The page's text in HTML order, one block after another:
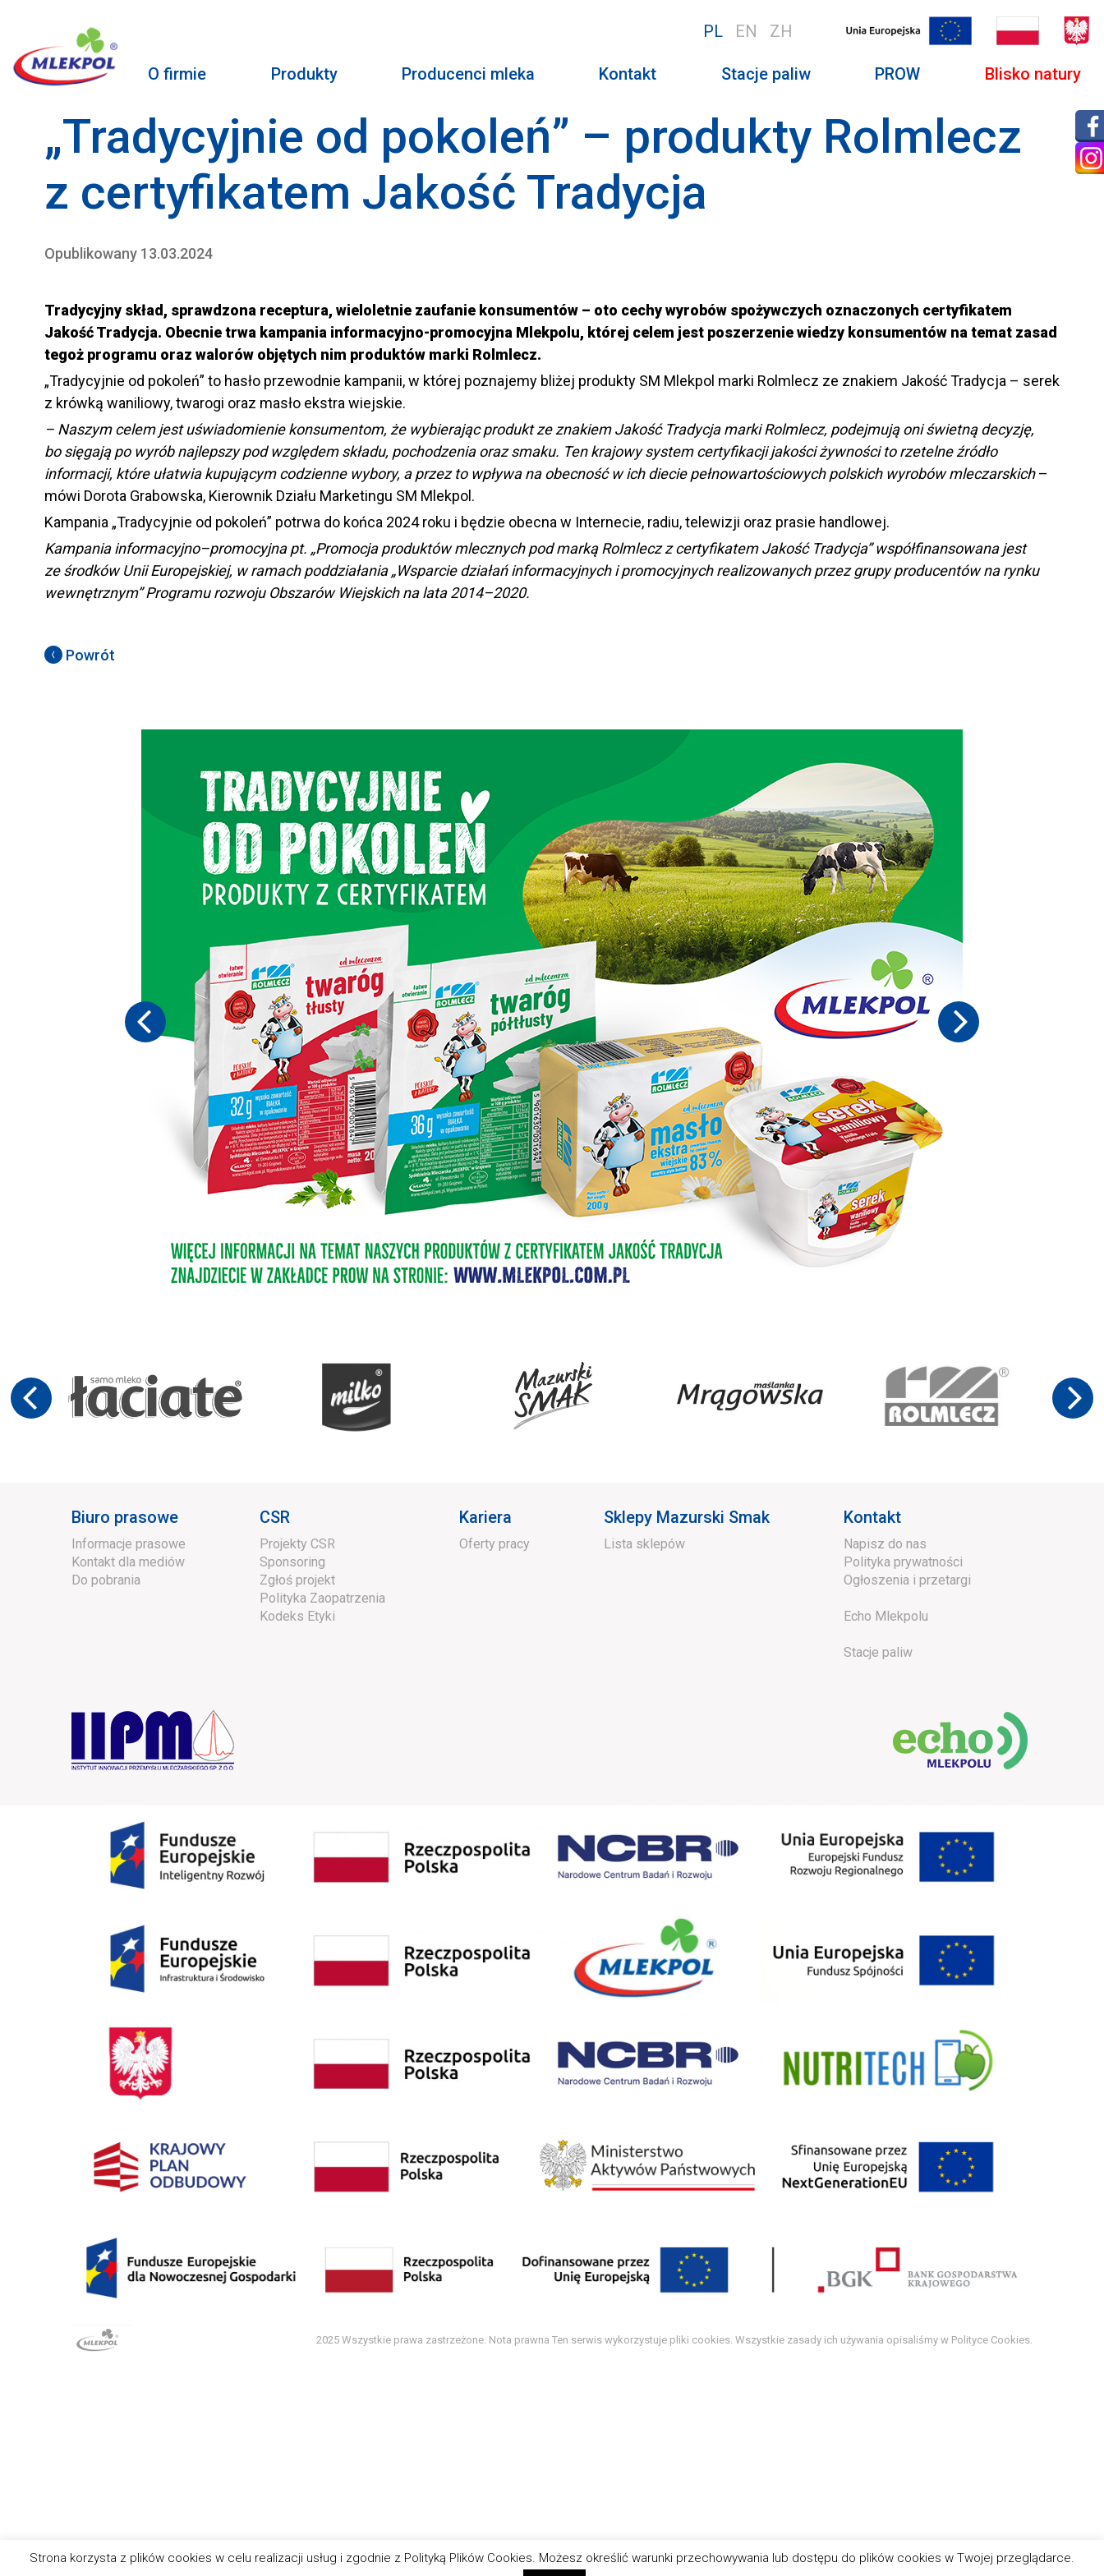
PL EN ZH
O firmie Produkty Producenci mleka Kontakt Stacje paliw PROW Blisko natury
„Tradycyjnie od pokoleń” – produkty Rolmlecz
z certyfikatem Jakość Tradycja
Opublikowany 13.03.2024
Tradycyjny skład, sprawdzona receptura, wieloletnie zaufanie konsumentów – oto cechy wyrobów spożywczych oznaczonych certyfikatem
Jakość Tradycja. Obecnie trwa kampania informacyjno-promocyjna Mlekpolu, której celem jest poszerzenie wiedzy konsumentów na temat zasad
tegoż programu oraz walorów objętych nim produktów marki Rolmlecz.
„Tradycyjnie od pokoleń” to hasło przewodnie kampanii, w której poznajemy bliżej produkty SM Mlekpol marki Rolmlecz ze znakiem Jakość Tradycja – serek
z krówką waniliowy, twarogi oraz masło ekstra wiejskie.
– Naszym celem jest uświadomienie konsumentom, że wybierając produkt ze znakiem Jakość Tradycja marki Rolmlecz, podejmują oni świetną decyzję,
bo sięgają po wyrób najlepszy pod względem składu, pochodzenia oraz smaku. Ten krajowy system certyfikacji jakości żywności to rzetelne źródło
informacji, które ułatwia kupującym codzienne wybory, a przez to wpływa na obecność w ich diecie pełnowartościowych polskich wyrobów mleczarskich–
mówi Dorota Grabowska, Kierownik Działu Marketingu SM Mlekpol.
Kampania „Tradycyjnie od pokoleń” potrwa do końca 2024 roku i będzie obecna w Internecie, radiu, telewizji oraz prasie handlowej.
Kampania informacyjno–promocyjna pt. „Promocja produktów mlecznych pod marką Rolmlecz z certyfikatem Jakość Tradycja” współfinansowana jest
ze środków Unii Europejskiej, w ramach poddziałania „Wsparcie działań informacyjnych i promocyjnych realizowanych przez grupy producentów na rynku
wewnętrznym” Programu rozwoju Obszarów Wiejskich na lata 2014–2020.
Powrót
Biuro prasowe
Informacje prasowe
Kontakt dla mediów
Do pobrania
CSR
Projekty CSR
Sponsoring
Zgłoś projekt
Polityka Zaopatrzenia
Kodeks Etyki
Kariera
Oferty pracy
Sklepy Mazurski Smak
Lista sklepów
Kontakt
Napisz do nas
Polityka prywatności
Ogłoszenia i przetargi
Echo Mlekpolu
Stacje paliw
2025 Wszystkie prawa zastrzeżone. Nota prawna Ten serwis wykorzystuje pliki cookies. Wszystkie zasady ich używania opisaliśmy w Polityce Cookies.
Strona korzysta z plików cookies w celu realizacji usług i zgodnie z Polityką Plików Cookies. Możesz określić warunki przechowywania lub dostępu do plików cookies w Twojej przeglądarce.